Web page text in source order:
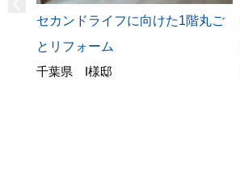
セカンドライフに向けた1階丸ご
とリフォーム
千葉県 I様邸